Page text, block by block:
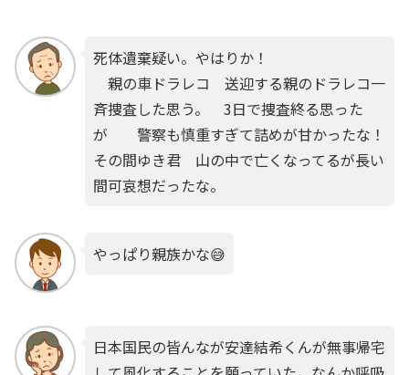
死体遺棄疑い。やはりか！
親の車ドラレコ 送迎する親のドラレコ一
斉捜査した思う。 3日で捜査終る思った
が 警察も慎重すぎて詰めが甘かったな！
その間ゆき君 山の中で亡くなってるが長い
間可哀想だったな。
やっぱり親族かな😅
日本国民の皆んなが安達結希くんが無事帰宅